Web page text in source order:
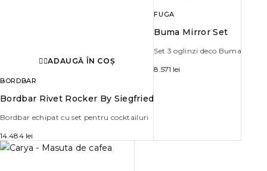
ADAUGĂ ÎN COȘ
BORDBAR
Bordbar Rivet Rocker By Siegfried
Bordbar echipat cu set pentru cocktailuri
14.484 lei
FUGA
Buma Mirror Set
Set 3 oglinzi deco Buma
8.571 lei